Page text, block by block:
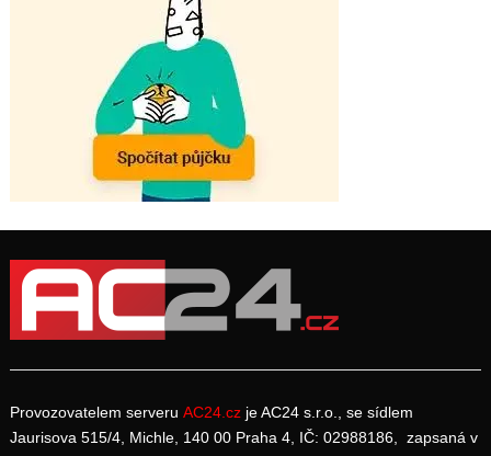
Provozovatelem serveru AC24.cz je AC24 s.r.o., se sídlem
Jaurisova 515/4, Michle, 140 00 Praha 4, IČ: 02988186, zapsaná v